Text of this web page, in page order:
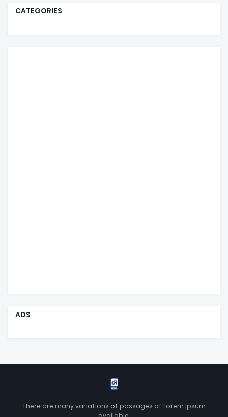
CATEGORIES
ADS
There are many variations of passages of Lorem Ipsum